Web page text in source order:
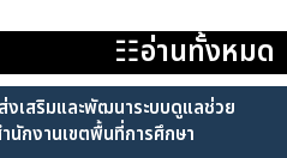
☷อ่านทั้งหมด
งเสริมและพัฒนาระบบดูแลช่วย
นักงานเขตพื้นที่การศึกษา